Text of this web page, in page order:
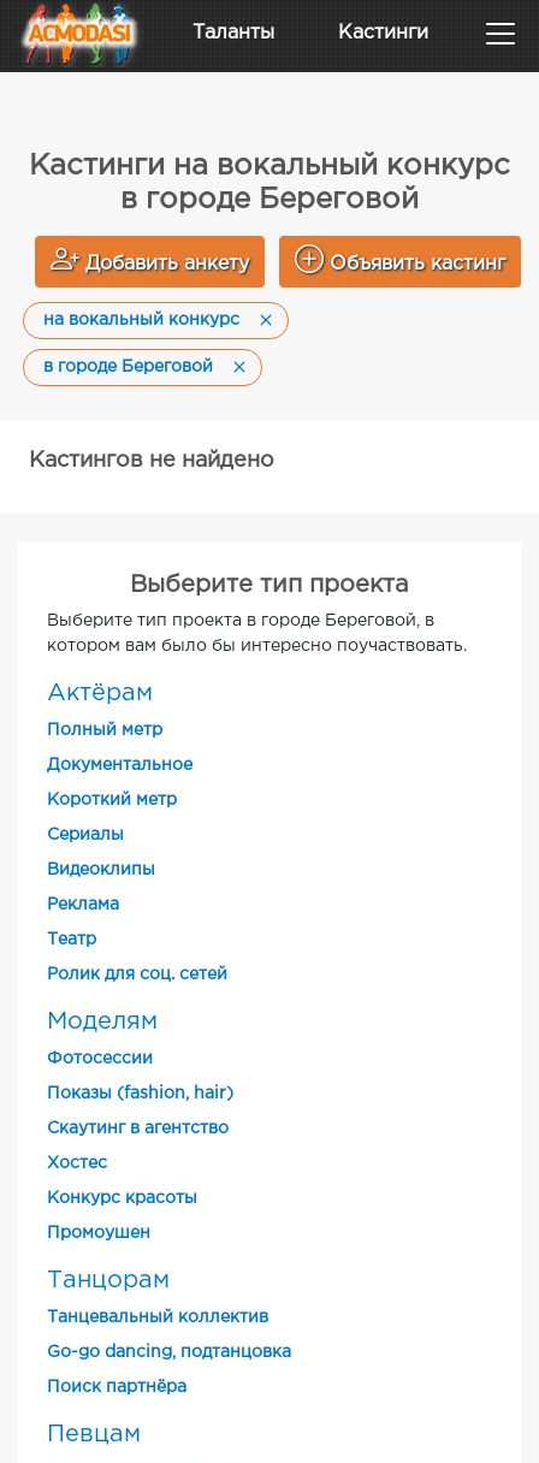
Таланты Кастинги
Кастинги на вокальный конкурс
в городе Береговой
Добавить анкету Объявить кастинг
на вокальный конкурс
в городе Береговой
Кастингов не найдено
Выберите тип проекта
Выберите тип проекта в городе Береговой, в
котором вам было бы интересно поучаствовать.
Актёрам
Полный метр
Документальное
Короткий метр
Cериалы
Видеоклипы
Реклама
Театр
Ролик для соц. сетей
Моделям
Фотосессии
Показы (fashion, hair)
Скаутинг в агентство
Хостес
Конкурс красоты
Промоушен
Танцорам
Танцевальный коллектив
Go-go dancing, подтанцовка
Поиск партнёра
Певцам